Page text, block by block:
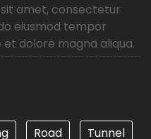
amet, consectetur
eiusmod tempor
dolore magna aliqua.
Road Tunnel